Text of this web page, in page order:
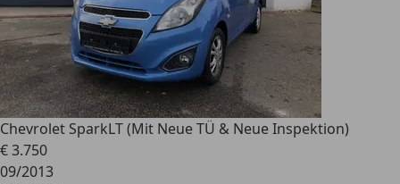
Chevrolet SparkLT (Mit Neue TÜ & Neue Inspektion)
€ 3.750
09/2013